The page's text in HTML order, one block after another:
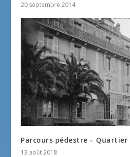
20 septembre 2014
Parcours pédestre – Quartier
13 août 2018